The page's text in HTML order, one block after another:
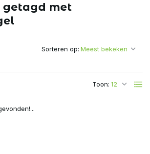
getagd met
Toon:
Sorteren op: